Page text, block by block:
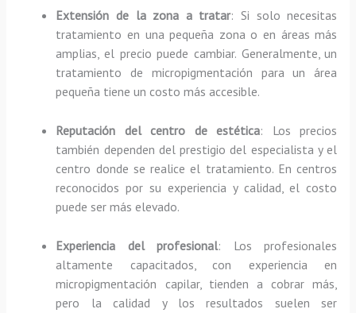
Extensión de la zona a tratar: Si solo necesitas
tratamiento en una pequeña zona o en áreas más
amplias, el precio puede cambiar. Generalmente, un
tratamiento de micropigmentación para un área
pequeña tiene un costo más accesible.
Reputación del centro de estética: Los precios
también dependen del prestigio del especialista y el
centro donde se realice el tratamiento. En centros
reconocidos por su experiencia y calidad, el costo
puede ser más elevado.
Experiencia del profesional: Los profesionales
altamente capacitados, con experiencia en
micropigmentación capilar, tienden a cobrar más,
pero la calidad y los resultados suelen ser